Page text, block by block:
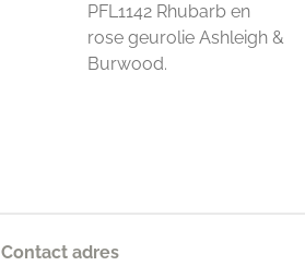
PFL1142 Rhubarb en
rose geurolie Ashleigh &
Burwood.
Contact adres